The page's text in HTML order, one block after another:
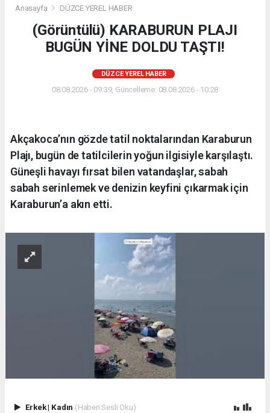
Anasayfa DÜZCE YEREL HABER
(Görüntülü) KARABURUN PLAJI
BUGÜN YİNE DOLDU TAŞTI!
DÜZCE YEREL HABER
08.08.2026 - 09:39, Güncelleme: 08.08.2026 - 10:28
Akçakoca’nın gözde tatil noktalarından Karaburun
Plajı, bugün de tatilcilerin yoğun ilgisiyle karşılaştı.
Güneşli havayı fırsat bilen vatandaşlar, sabah
sabah serinlemek ve denizin keyfini çıkarmak için
Karaburun’a akın etti.
Erkek| Kadın (Haberi Sesli Oku)